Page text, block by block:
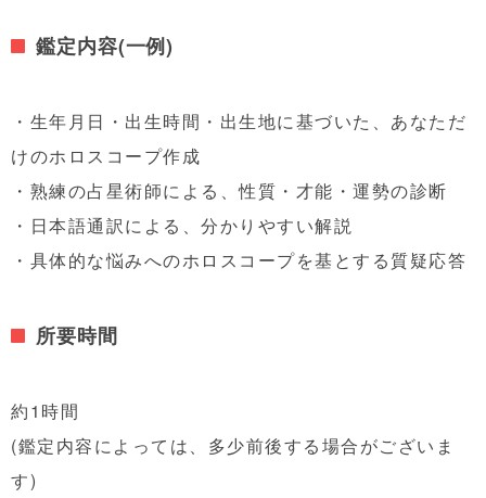
鑑定内容(一例)
・生年月日・出生時間・出生地に基づいた、あなただ
けのホロスコープ作成
・熟練の占星術師による、性質・才能・運勢の診断
・日本語通訳による、分かりやすい解説
・具体的な悩みへのホロスコープを基とする質疑応答
所要時間
約1時間
(鑑定内容によっては、多少前後する場合がございま
す)